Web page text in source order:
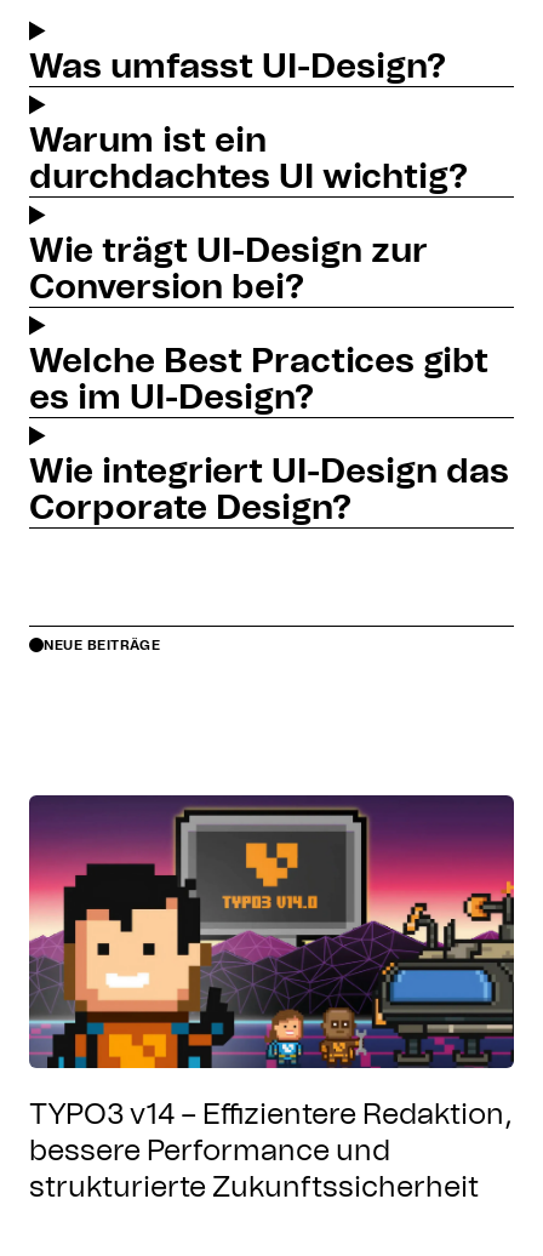
Was umfasst UI-Design?
Warum ist ein
durchdachtes UI wichtig?
Wie trägt UI-Design zur
Conversion bei?
Welche Best Practices gibt
es im UI-Design?
Wie integriert UI-Design das
Corporate Design?
NEUE BEITRÄGE
TYPO3 v14 – Effizientere Redaktion,
bessere Performance und
strukturierte Zukunftssicherheit